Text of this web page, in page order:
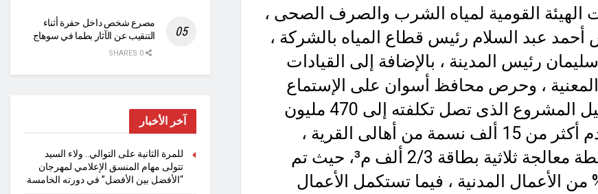
القومية لمياه الشرب والصرف الصحى ،
أحمد عبد السلام رئيس قطاع المياه بالشركة ،
رئيس المدينة ، بالإضافة إلى القيادات
المعنية ، وحرص محافظ أسوان على الإستماع
إلى تفاصيل المشروع الذى تصل تكلفته إلى 470 مليون
جنيه ويخدم أكثر من 15 ألف نسمة من أهالى القرية ،
ويضم محطة معالجة ثلاثية بطاقة 2/3 ألف م³، حيث تم
90% من الأعمال المدنية ، فيما تستكمل الأعمال
مصرع شخص داخل حفرة أثناء
التنقيب عن الآثار بطما في سوهاج
آخر الأخبار
للمرة الثانية على التوالي.. ولاء السيد
تتولى مهام المنسق الإعلامي لمهرجان
“الأفضل بين الأفضل” في دورته الخامسة